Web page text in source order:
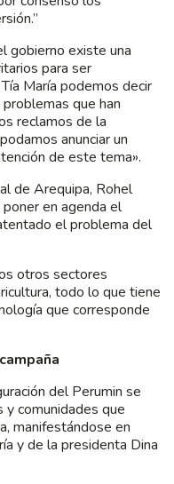
gobierno existe una
para ser
María podemos decir
que han
reclamos de la
anunciar un
de este tema».
de Arequipa, Rohel
en agenda el
el problema del
otros sectores
todo lo que tiene
que corresponde
del Perumin se
comunidades que
manifestándose en
y de la presidenta Dina